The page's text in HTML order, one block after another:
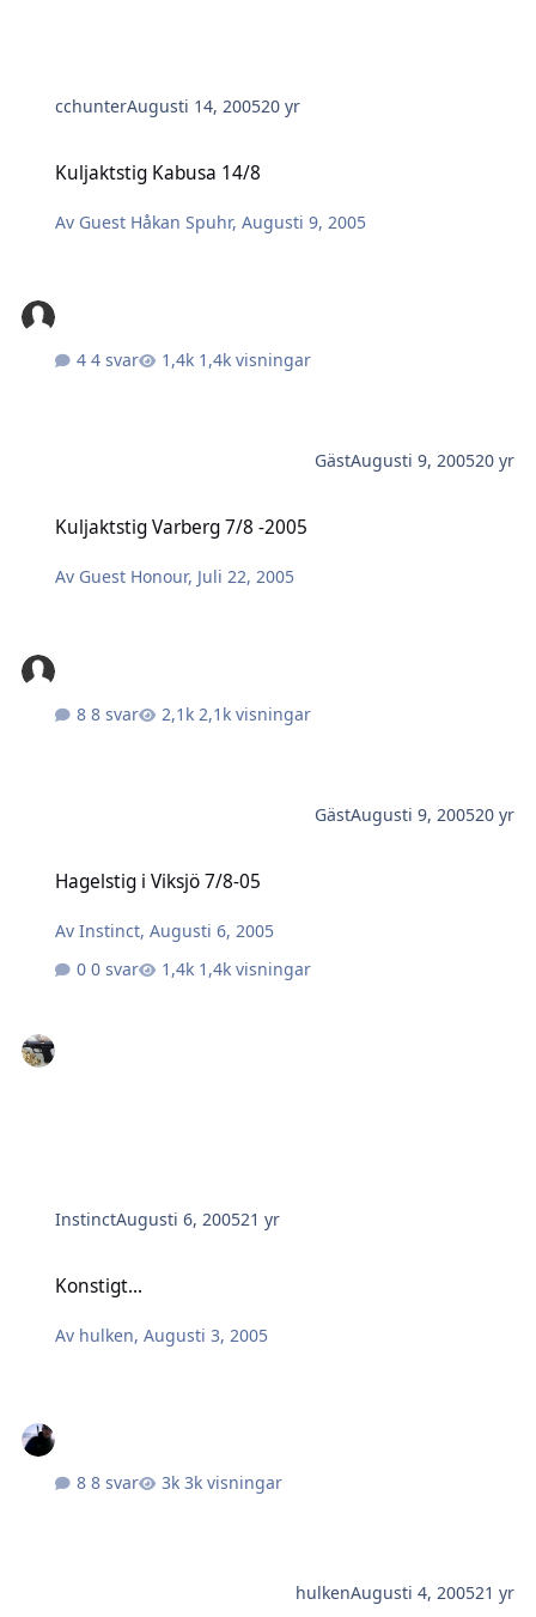
cchunterAugusti 14, 200520 yr
Kuljaktstig Kabusa 14/8
Av Guest Håkan Spuhr,Augusti 9, 2005
4 svar 1,4k visningar
GästAugusti 9, 200520 yr
Kuljaktstig Varberg 7/8 -2005
Av Guest Honour, Juli 22, 2005
8 svar 2,1k visningar
GästAugusti 9, 200520 yr
Hagelstig i Viksjö 7/8-05
AvInstinct,Augusti 6, 2005
0 svar
1,4k visningar
InstinctAugusti 6, 200521 yr
Konstigt...
Av hulken,Augusti 3, 2005
8 svar 3k visningar
hulkenAugusti 4, 200521 yr